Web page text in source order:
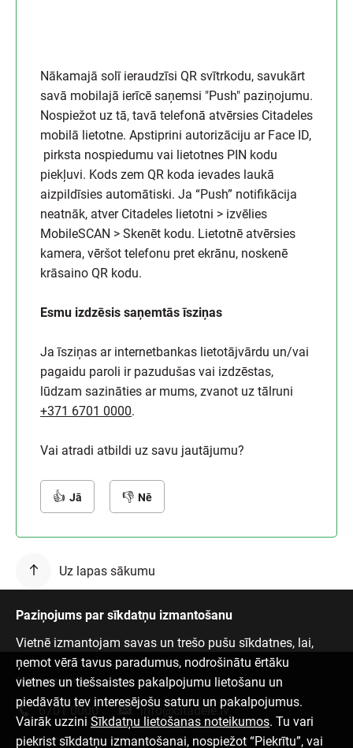
Nākamajā solī ieraudzīsi QR svītrkodu, savukārt
savā mobilajā ierīcē saņemsi "Push" paziņojumu.
Nospiežot uz tā, tavā telefonā atvērsies Citadeles
mobilā lietotne. Apstiprini autorizāciju ar Face ID,
pirksta nospiedumu vai lietotnes PIN kodu
piekļuvi. Kods zem QR koda ievades laukā
aizpildīsies automātiski. Ja “Push” notifikācija
neatnāk, atver Citadeles lietotni > izvēlies
MobileSCAN > Skenēt kodu. Lietotnē atvērsies
kamera, vēršot telefonu pret ekrānu, noskenē
krāsaino QR kodu.
Esmu izdzēsis saņemtās īsziņas
Ja īsziņas ar internetbankas lietotājvārdu un/vai
pagaidu paroli ir pazudušas vai izdzēstas,
lūdzam sazināties ar mums, zvanot uz tālruni
+371 6701 0000.
Vai atradi atbildi uz savu jautājumu?
Jā Nē
Uz lapas sākumu
Paziņojums par sīkdatņu izmantošanu
Vietnē izmantojam savas un trešo pušu sīkdatnes, lai,
ņemot vērā tavus paradumus, nodrošinātu ērtāku
vietnes un tiešsaistes pakalpojumu lietošanu un
piedāvātu tev interesējošu saturu un pakalpojumus.
Vairāk uzzini Sīkdatņu lietošanas noteikumos. Tu vari
piekrist sīkdatņu izmantošanai, nospiežot “Piekrītu”, vai
Sazinies ar mums
6701 0000 info@citadele.lv